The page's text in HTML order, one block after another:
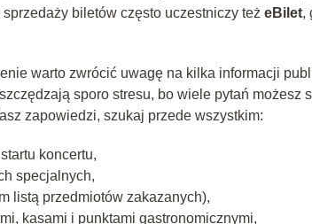
biletów często uczestniczy też eBilet,
warto zwrócić uwagę na kilka informacji
sporo stresu, bo wiele pytań możesz
zapowiedzi, szukaj przede wszystkim:
koncertu,
specjalnych,
listą przedmiotów zakazanych),
kasami i punktami gastronomicznymi,